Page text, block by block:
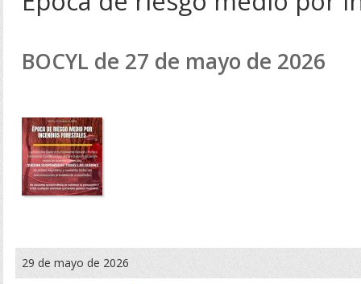
BOCYL de 27 de mayo de 2026
29 de mayo de 2026